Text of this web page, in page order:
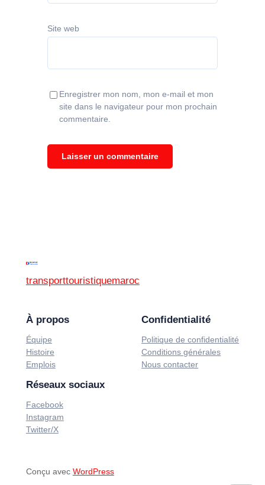
Site web
Enregistrer mon nom, mon e-mail et mon
site dans le navigateur pour mon prochain
commentaire.
transporttouristiquemaroc
À propos
Équipe
Histoire
Emplois
Confidentialité
Politique de confidentialité
Conditions générales
Nous contacter
Réseaux sociaux
Facebook
Instagram
Twitter/X
Conçu avec WordPress